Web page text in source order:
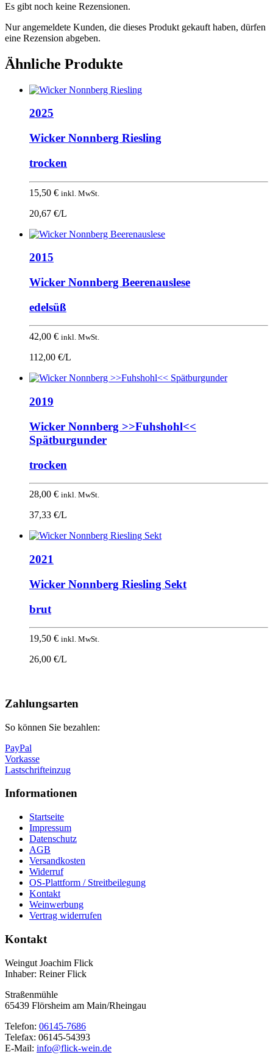
Es gibt noch keine Rezensionen.
Nur angemeldete Kunden, die dieses Produkt gekauft haben, dürfen
eine Rezension abgeben.
Ähnliche Produkte
2025
Wicker Nonnberg Riesling
trocken
15,50 € inkl. MwSt.
20,67 €/L
2015
Wicker Nonnberg Beerenauslese
edelsüß
42,00 € inkl. MwSt.
112,00 €/L
2019
Wicker Nonnberg >>Fuhshohl<<
Spätburgunder
trocken
28,00 € inkl. MwSt.
37,33 €/L
2021
Wicker Nonnberg Riesling Sekt
brut
19,50 € inkl. MwSt.
26,00 €/L
oben
Zahlungsarten
So können Sie bezahlen:
PayPal
Vorkasse
Lastschrifteinzug
Informationen
Startseite
Impressum
Datenschutz
AGB
Versandkosten
Widerruf
OS-Plattform / Streitbeilegung
Kontakt
Weinwerbung
Vertrag widerrufen
Kontakt
Weingut Joachim Flick
Inhaber: Reiner Flick
Straßenmühle
65439 Flörsheim am Main/Rheingau
Telefon: 06145-7686
Telefax: 06145-54393
E-Mail: info@flick-wein.de